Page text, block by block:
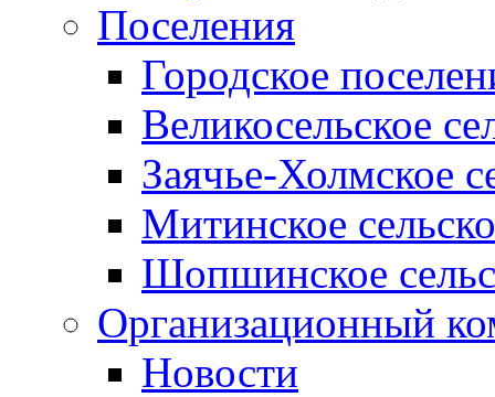
Поселения
Городское
Великосельское
Заячье-Холмское
Митинское
Шопшинское
Организационный
Новости